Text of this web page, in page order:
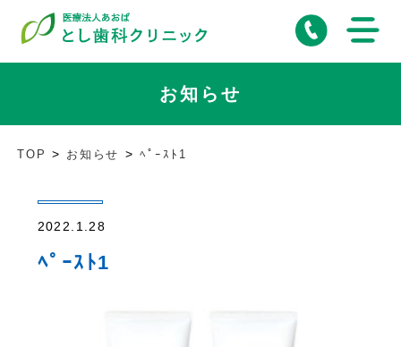
お知らせ
TOP お知らせ ﾍﾟｰｽﾄ1
2022.1.28
ﾍﾟｰｽﾄ1